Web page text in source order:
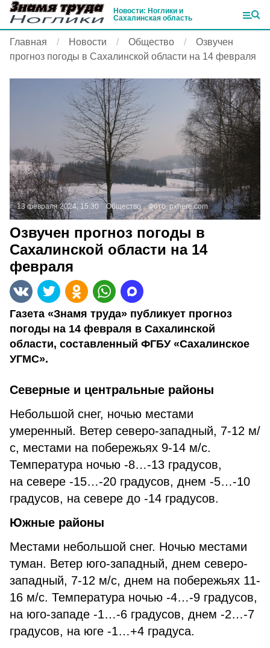
Новости: Ноглики и
Сахалинская область
Главная Новости Общество
Озвучен
прогноз погоды в Сахалинской области на 14 февраля
13 февраля 2024, 15:30 Общество Фото:pxhere.com
Озвучен прогноз погоды в
Сахалинской области на 14
февраля
Газета «Знамя труда» публикует прогноз
погоды на 14 февраля в Сахалинской
области, составленный ФГБУ «Сахалинское
УГМС».
Северные и центральные районы
Небольшой снег, ночью местами
умеренный. Ветер северо-западный, 7-12 м/
с, местами на побережьях 9-14 м/с.
Температура ночью -8…-13 градусов,
на севере -15…-20 градусов, днем -5…-10
градусов, на севере до -14 градусов.
Южные районы
Местами небольшой снег. Ночью местами
туман. Ветер юго-западный, днем северо-
западный, 7-12 м/с, днем на побережьях 11-
16 м/с. Температура ночью -4…-9 градусов,
на юго-западе -1…-6 градусов, днем -2…-7
градусов, на юге -1…+4 градуса.